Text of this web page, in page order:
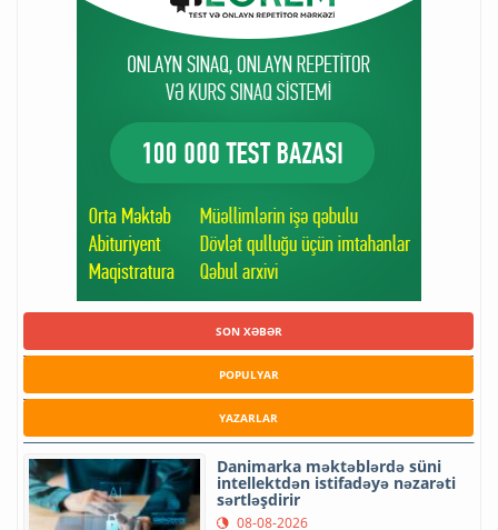
SON XƏBƏR
POPULYAR
YAZARLAR
Danimarka məktəblərdə süni
intellektdən istifadəyə nəzarəti
sərtləşdirir
08-08-2026